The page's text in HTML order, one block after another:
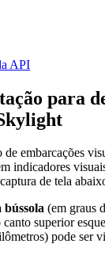
API
para
de embarcações
indicadores
captura de tela
bússola (em graus
canto superior
ômetros) pode ser